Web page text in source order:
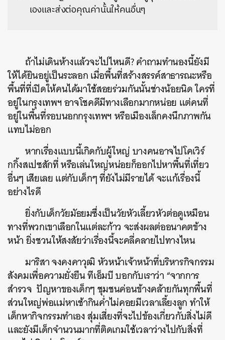
เองและส่งต่อคุณค่านั้นให้คนอื่นๆ
ถ้าไม่เดินห้างแล้วจะไปไหนดี? คำถามทำนองนี้ยังมี
ให้ได้ยินอยู่เป็นระลอก เมื่อพื้นที่สร้างสรรค์สาธารณะหรือ
พื้นที่ที่เปิดให้คนได้มาใช้สอยร่วมกันนั้นช่างน้อยนิด ใครที่
อยู่ในกรุงเทพฯ อาจโชคดีมีทางเลือกมากหน่อย แต่คนที่
อยู่ในพื้นที่รอบนอกกรุงเทพฯ หรือเมืองเล็กคงนึกภาพกัน
แทบไม่ออก
หากเรื่องแบบนี้เกิดกับผู้ใหญ่ บางคนอาจไปโคเวิร์
กกิ้งสเปซสักที่ หรือเล่นใหญ่หน่อยก็ออกไปหาพื้นที่เที่ยว
อื่นๆ เสียเลย แต่กับเด็กๆ ที่ยังไม่มีรายได้ จะแก้เรื่องนี้
อย่างไรดี
ยิ่งกับเด็กวัยมัธยมซึ่งเป็นวัยหัวเลี้ยวหัวต่อดูเหมือน
ทางที่พวกเขาเลือกในแต่ละก้าว จะส่งผลต่ออนาคตข้าง
หน้า ยิ่งชวนให้สงสัยว่าเรื่องนี้จะคลี่คลายไปทางไหน
มาริสา จงคงคาวุฒิ หัวหน้าเจ้าหน้าที่บริหารกิจกรรม
สังคมเพื่อความยั่งยืน ทีเอ็มบี บอกกับเราว่า “จากการ
สำรวจ ปัญหาของเด็กๆ ชุมชนค่อนข้างคล้ายกันทุกพื้นที่
ส่วนใหญ่พ่อแม่หาเช้ากินค่ำไม่คอยมีเวลาเลี้ยงลูก ทำให้
เด็กหากิจกรรมทำเอง สุ่มเสี่ยงที่จะไปข้องเกี่ยวกับสิ่งไม่ดี
และยังมีเด็กจำนวนมากที่ติดเกมใช้เวลาว่างไปกับสิ่งที่